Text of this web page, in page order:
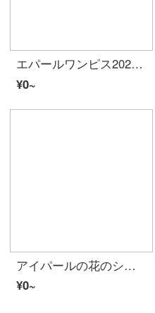
エパールワンピス2020春夏の女装新商品のゆったりとした吸収色のスプライスカジュアルワンピスファッションの名媛風の中の長款の衛服のスカートの写真色M
¥0~
アイパールの花のシフォンワンピスの女装2020春夏服新商品ファッションプリント中の長目の修身はウエストが細く見えるようになります。スカートは女性の七分袖XLです。
¥0~